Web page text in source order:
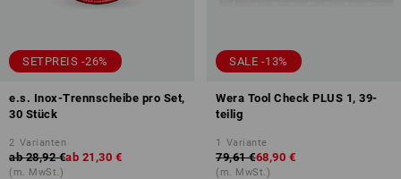
SETPREIS -26%
e.s. Inox-Trennscheibe pro Set,
30 Stück
2 Varianten
ab 28,92 €ab 21,30 €
(m. MwSt.)
SALE -13%
Wera Tool Check PLUS 1, 39-
teilig
1 Variante
79,61 €68,90 €
(m. MwSt.)